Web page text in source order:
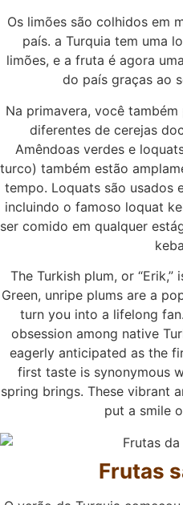
Os limões são colhidos em
país. a Turquia tem uma
limões, e a fruta é agora
do país graças ao
Na primavera, você
diferentes de cerejas
Amêndoas verdes e
turco) também estão
tempo. Loquats são usados
incluindo o famoso loquat
ser comido em qualquer
The Turkish plum, or
Green, unripe plums are a
turn you into a lifelong
obsession among native
eagerly anticipated as the
first taste is synonymous
spring brings. These vibrant
put a smile
Frutas